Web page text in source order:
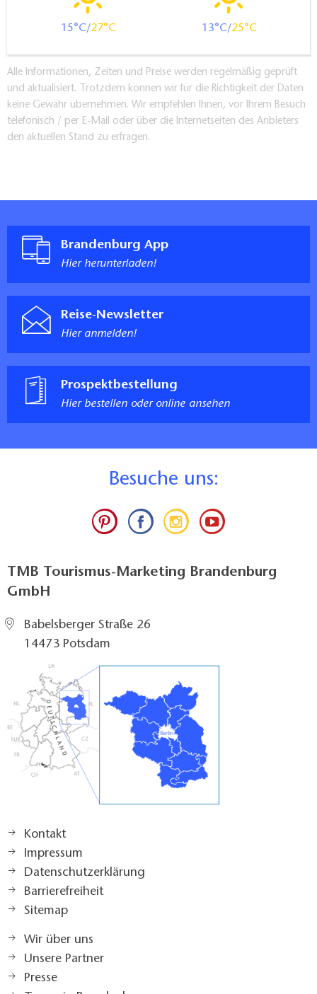
15 27 13 25
Alle Informationen, Zeiten und Preise werden regelmäßig geprüft
und aktualisiert. Trotzdem können wir für die Richtigkeit der Daten
keine Gewähr übernehmen. Wir empfehlen Ihnen, vor Ihrem Besuch
telefonisch / per E-Mail oder über die Internetseiten des Anbieters
den aktuellen Stand zu erfragen.
Brandenburg App
Hier herunterladen!
Reise-Newsletter
Hier anmelden!
Prospektbestellung
Hier bestellen oder online ansehen
Besuche uns:
TMB Tourismus-Marketing Brandenburg
GmbH
Babelsberger Straße 26
14473 Potsdam
Kontakt
Impressum
Datenschutzerklärung
Barrierefreiheit
Sitemap
Wir über uns
Unsere Partner
Presse